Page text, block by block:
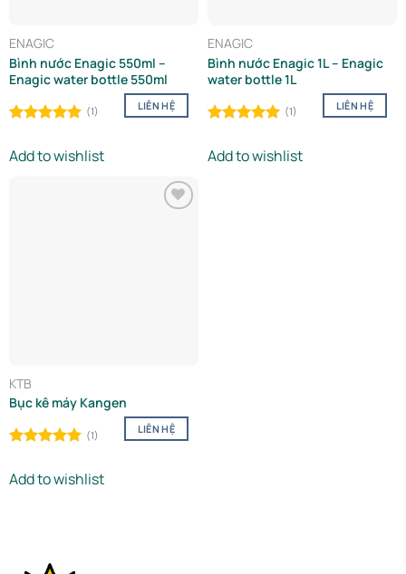
ENAGIC
Bình nước Enagic 550ml –
Enagic water bottle 550ml
out of 5
(1) LIÊN HỆ
Add to wishlist
ENAGIC
Bình nước Enagic 1L – Enagic
water bottle 1L
out of 5
(1) LIÊN HỆ
Add to wishlist
KTB
Bục kê máy Kangen
out of 5
(1) LIÊN HỆ
Add to wishlist